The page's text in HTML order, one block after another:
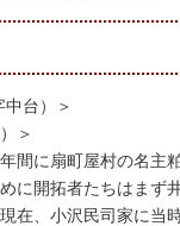
台）＞
＞
間に扇町屋村の名
に開拓者たちはま
在、小沢民司家に当